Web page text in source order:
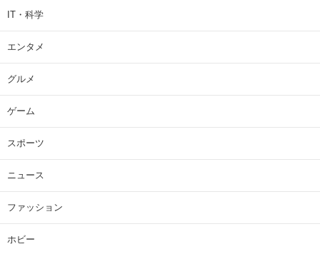
IT・科学
エンタメ
グルメ
ゲーム
スポーツ
ニュース
ファッション
ホビー